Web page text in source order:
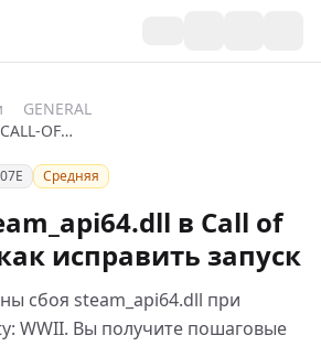
GENERAL
STEAM-API64-DLL-CALL-OF-DUTY-WW2
Средняя
в Call of
исправить запуск
сбоя steam_api64.dll при
WWII. Вы получите пошаговые